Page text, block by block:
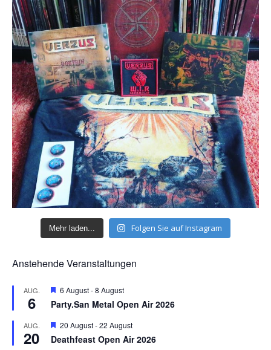
Mehr laden... Folgen Sie auf Instagram
Anstehende Veranstaltungen
AUG.
6
H
r
o
r
6 August-8 August
Party.San Metal Open Air 2026
AUG.
20
H
r
20 August-22 August
Deathfeast Open Air 2026